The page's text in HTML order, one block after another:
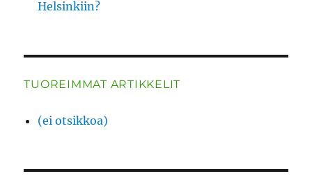
Helsinkiin?
TUOREIMMAT ARTIKKELIT
(ei otsikkoa)